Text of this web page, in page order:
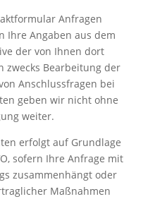
Anfragen
Ihre Angaben aus dem
der von Ihnen dort
zwecks Bearbeitung der
Anschlussfragen bei
geben wir nicht ohne
weiter.
erfolgt auf Grundlage
sofern Ihre Anfrage mit
zusammenhängt oder
Maßnahmen